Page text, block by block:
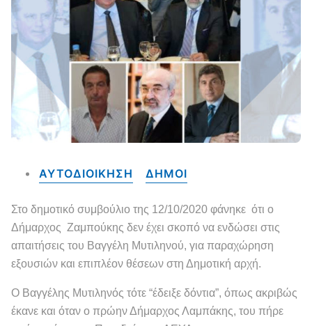
ΑΥΤΟΔΙΟΙΚΗΣΗ ΔΗΜΟΙ
Στο δημοτικό συμβούλιο της 12/10/2020 φάνηκε ότι ο
Δήμαρχος Ζαμπούκης δεν έχει σκοπό να ενδώσει στις
απαιτήσεις του Βαγγέλη Μυτιληνού, για παραχώρηση
εξουσιών και επιπλέον θέσεων στη Δημοτική αρχή.
Ο Βαγγέλης Μυτιληνός τότε “έδειξε δόντια”, όπως ακριβώς
έκανε και όταν ο πρώην Δήμαρχος Λαμπάκης, του πήρε